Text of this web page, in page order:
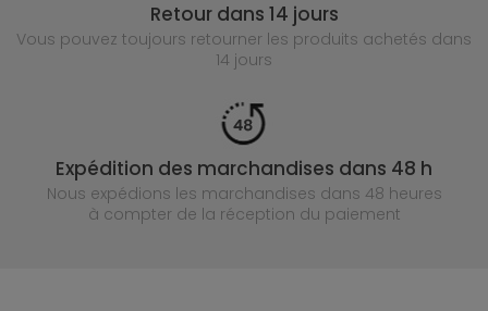
Retour dans 14 jours
Vous pouvez toujours retourner les produits achetés dans
14 jours
Expédition des marchandises dans 48 h
Nous expédions les marchandises dans 48 heures
à compter de la réception du paiement